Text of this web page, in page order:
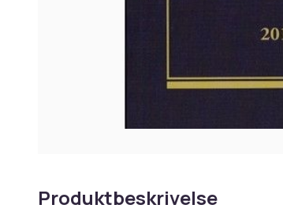
Produktbeskrivelse